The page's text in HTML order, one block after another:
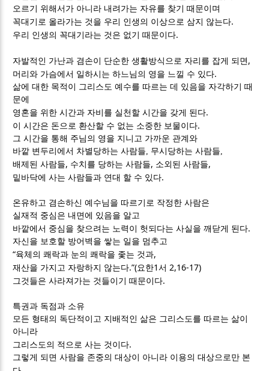
오르기 위해서가 아니라 내려가는 자유를 찾기 때문이며
꼭대기로 올라가는 것을 우리 인생의 이상으로 삼지 않는다.
우리 인생의 꼭대기라는 것은 없기 때문이다.
자발적인 가난과 겸손이 단순한 생활방식으로 자리를 잡게 되면 ,
머리와 가슴에서 일하시는 하느님의 영을 느낄 수 있다.
삶에 대한 목적이 그리스도 예수를 따르는 데 있음을 자각하기 때
문에
영혼을 위한 시간과 자비를 실천할 시간을 갖게 된다.
이 시간은 돈으로 환산할 수 없는 소중한 보물이다.
그 시간을 통해 주님의 영을 지니고 가까운 관계와
바깥 변두리에서 차별당하는 사람들 무시당하는 사람들
배제된 사람들, 수치를 당하는 사람들, 소외된 사람들,
밑바닥에 사는 사람들과 연대 할 수 있다.
온유하고 겸손하신 예수님을 따르기로 작정한 사람은
실재적 중심은 내면에 있음을 알고
바깥에서 중심을 찾으려는 노력이 헛되다는 사실을 깨닫게 된다.
자신을 보호할 방어벽을 쌓는 일을 멈추고
“육체의 쾌락과 눈의 쾌락을 좇는 것과,
재산을 가지고 자랑하지 않는다.”(요한1서 2,16-17)
그것들은 사라져가는 것들이기 때문이다.
특권과 독점과 소유
모든 형태의 독단적이고 지배적인 삶은 그리스도를 따르는 삶이
아니라
그리스도의 적으로 사는 것이다.
그렇게 되면 사람을 존중의 대상이 아니라 이용의 대상으로만 본